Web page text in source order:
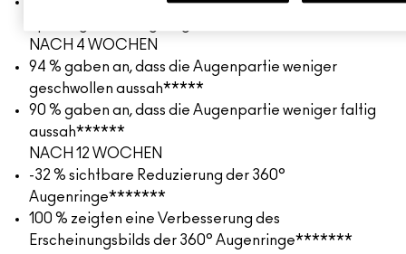
NACH 4 WOCHEN
94 % gaben an, dass die Augenpartie weniger
geschwollen aussah*****
90 % gaben an, dass die Augenpartie weniger faltig
aussah******
NACH 12 WOCHEN
-32 % sichtbare Reduzierung der 360°
Augenringe*******
100 % zeigten eine Verbesserung des
Erscheinungsbilds der 360° Augenringe*******